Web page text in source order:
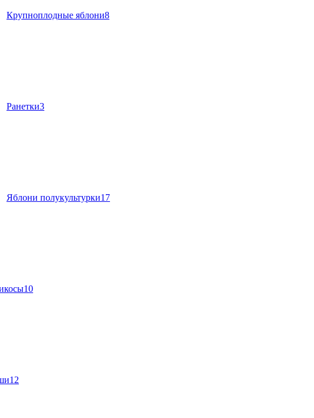
Крупноплодные яблони8
Ранетки3
Яблони полукультурки17
10
12